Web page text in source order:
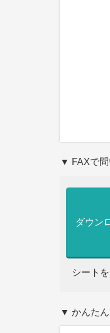
▼ FAXで問
ダウン
シート
▼ かんた